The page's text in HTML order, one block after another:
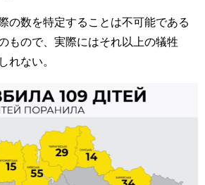
の数を特定することは不可能である
もので、実際にはそれ以上の犠牲
れない。